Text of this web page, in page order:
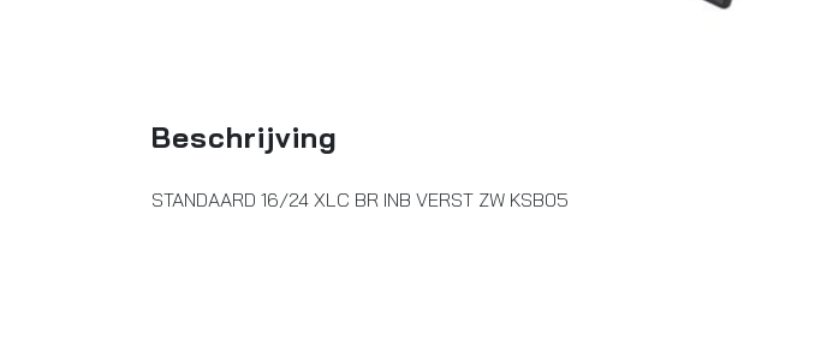
Beschrijving
STANDAARD 16/24 XLC BR INB VERST ZW KSB05